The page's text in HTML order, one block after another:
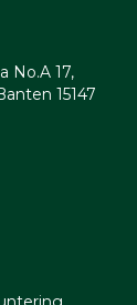
No.A 17,
15147